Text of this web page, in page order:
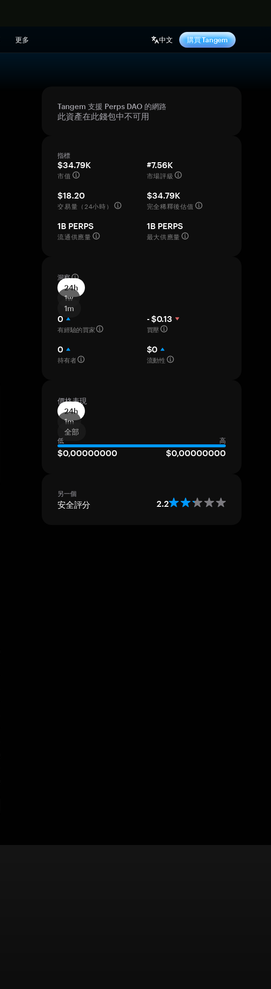
更多 中文 購買 Tangem
Tangem 支援 Perps DAO 的網路
此資產在此錢包中不可用
指標
$34.79K
市值
#7.56K
市場評級
$18.20
交易量（24小時）
$34.79K
完全稀釋後估值
1B PERPS
流通供應量
1B PERPS
最大供應量
洞察
24h
1w
1m
0
有經驗的買家
- $0.13
買壓
0
持有者
$0
流動性
價格表現
24h
1m
全部
低 高
$0,00000000 $0,00000000
另一個
安全評分 2.2